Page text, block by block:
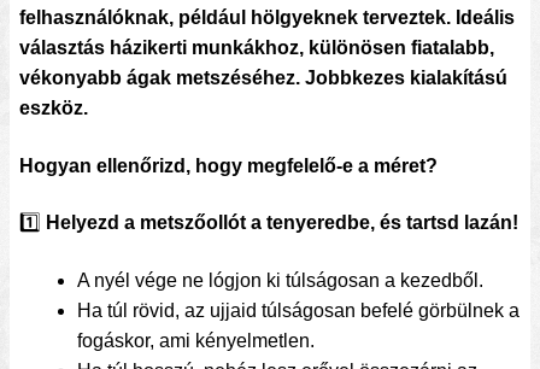
felhasználóknak, például hölgyeknek terveztek. Ideális
választás házikerti munkákhoz, különösen fiatalabb,
vékonyabb ágak metszéséhez. Jobbkezes kialakítású
eszköz.
Hogyan ellenőrizd, hogy megfelelő-e a méret?
1️⃣ Helyezd a metszőollót a tenyeredbe, és tartsd lazán!
A nyél vége ne lógjon ki túlságosan a kezedből.
Ha túl rövid, az ujjaid túlságosan befelé görbülnek a
fogáskor, ami kényelmetlen.